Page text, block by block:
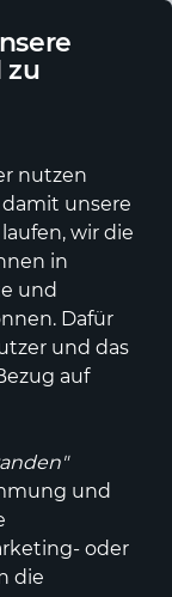
zu
nutzen
unsere
wir die
in
und
Dafür
und das
auf
und
oder
die
Sportartikel